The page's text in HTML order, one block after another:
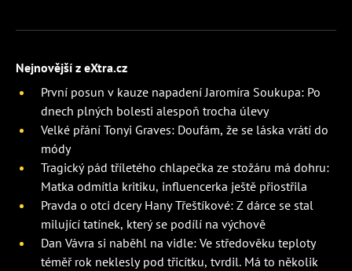
Nejnovější z eXtra.cz
První posun v kauze napadení Jaromíra Soukupa: Po
dnech plných bolesti alespoň trocha úlevy
Velké přání Tonyi Graves: Doufám, že se láska vrátí do
módy
Tragický pád tříletého chlapečka ze stožáru má dohru:
Matka odmítla kritiku, influencerka ještě přiostřila
Pravda o otci dcery Hany Třeštíkové: Z dárce se stal
milující tatínek, který se podílí na výchově
Dan Vávra si naběhl na vidle: Ve středověku teploty
téměř rok neklesly pod třicítku, tvrdil. Má to několik